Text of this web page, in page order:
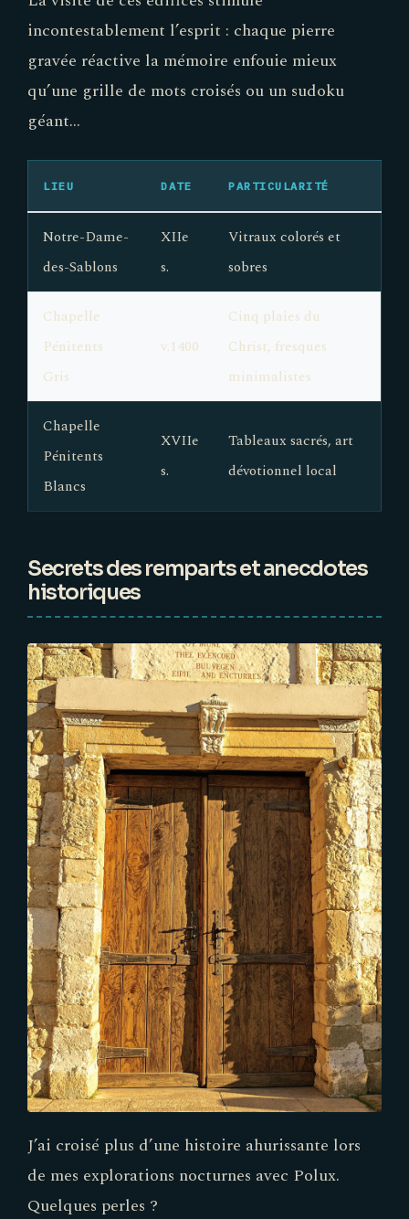
incontestablement l’esprit : chaque pierre
gravée réactive la mémoire enfouie mieux
qu’une grille de mots croisés ou un sudoku
géant…
LIEU DATE PARTICULARITÉ
Notre-Dame-
des-Sablons
XIIe
s.
Vitraux colorés et
sobres
Chapelle
Pénitents
Gris
v.1400
Cinq plaies du
Christ, fresques
minimalistes
Chapelle
Pénitents
Blancs
XVIIe
s.
Tableaux sacrés, art
dévotionnel local
Secrets des remparts et anecdotes
historiques
J’ai croisé plus d’une histoire ahurissante lors
de mes explorations nocturnes avec Polux.
Quelques perles ?